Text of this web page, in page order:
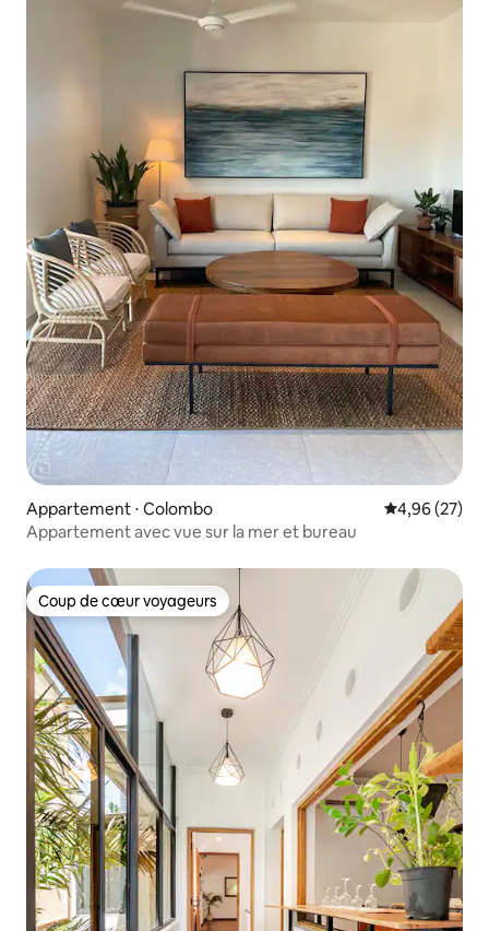
Appartement ⋅ Colombo Évaluation
4,96 (27)
Appartement avec vue sur la mer et bureau
Coup de cœur voyageurs
Coup de cœur voyageurs